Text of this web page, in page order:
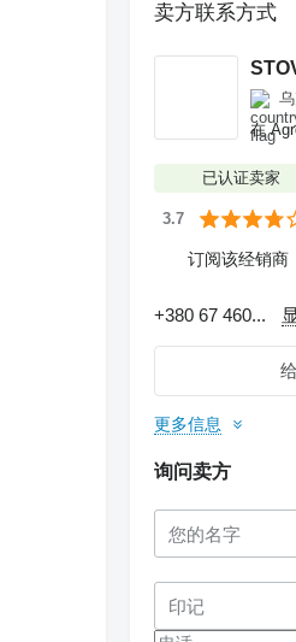
卖方联系方式
在
已认证卖家
3.7
订阅该经销商
+380 67 460...
更多信息
询问卖方